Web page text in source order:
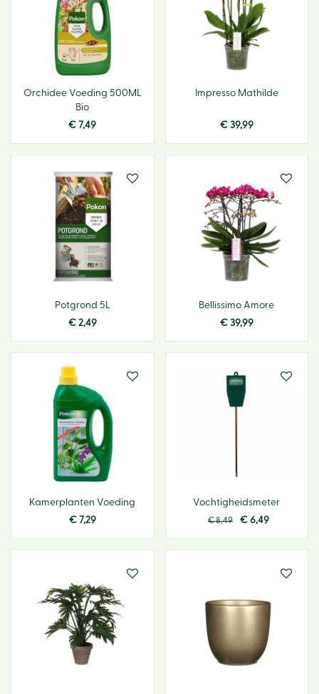
Orchidee Voeding 500ML
Bio
€ 7,49
Impresso Mathilde
€ 39,99
Potgrond 5L
€ 2,49
Bellissimo Amore
€ 39,99
Kamerplanten Voeding
€ 7,29
Vochtigheidsmeter
€8,49 € 6,49